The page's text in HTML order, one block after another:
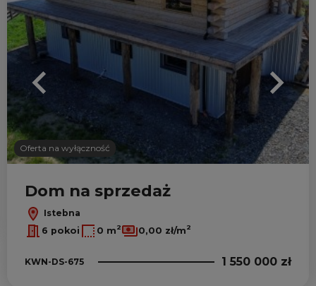
Oferta na wyłączność
Dom na sprzedaż
Istebna
6 pokoi
0 m2 0,00 zł/m2
KWN-DS-675 1 550 000 zł